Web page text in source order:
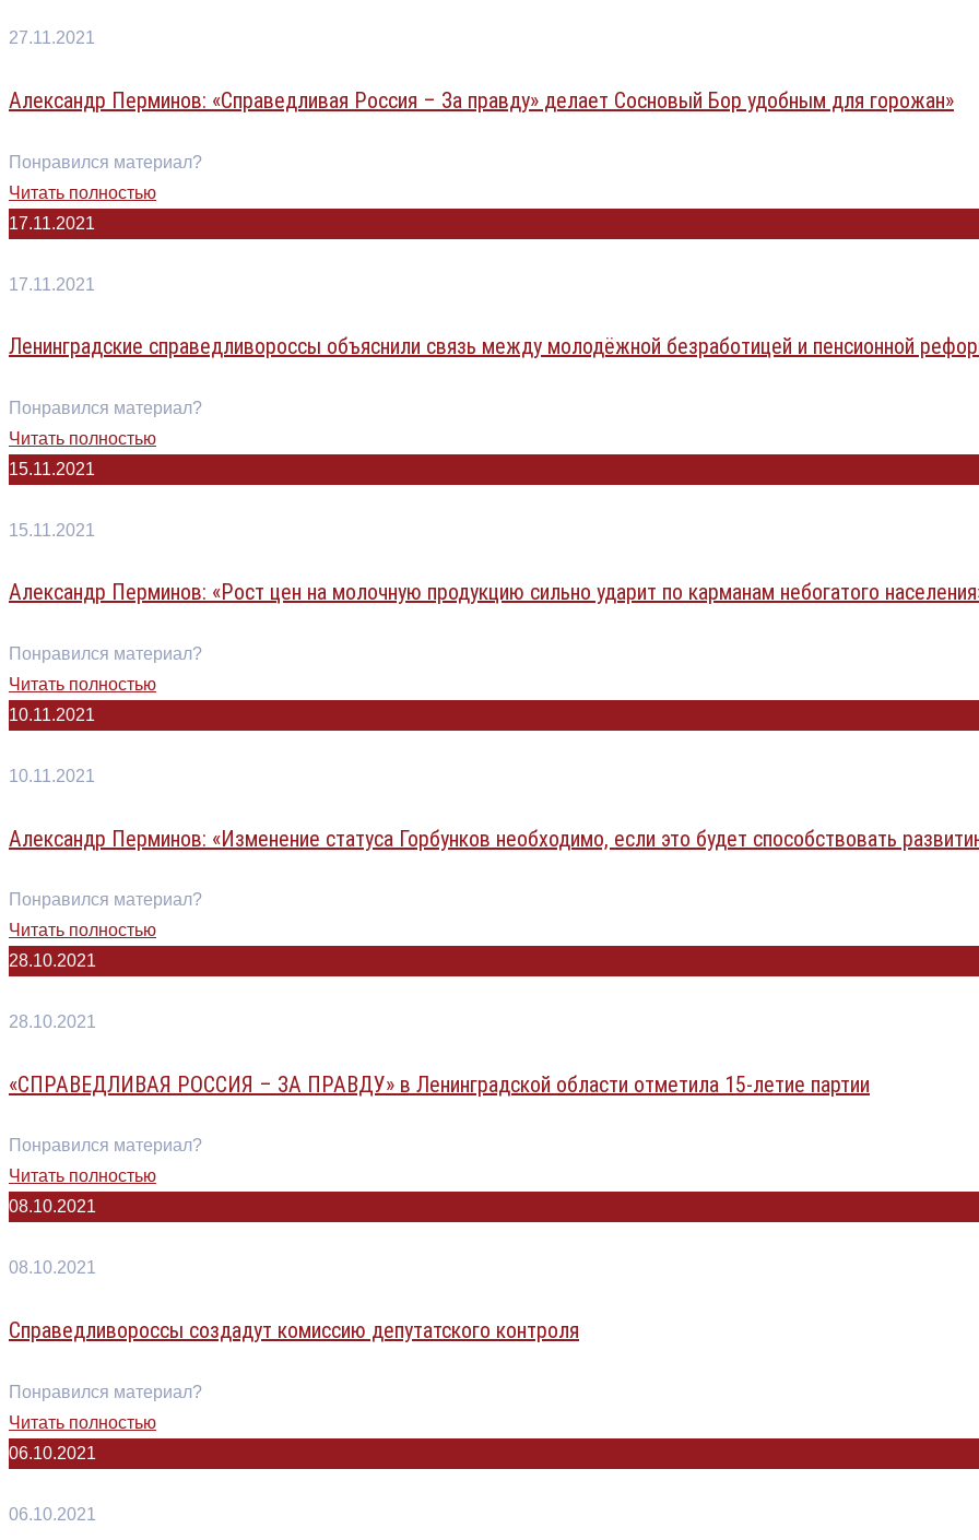
27.11.2021
Александр Перминов: «Справедливая Россия – За правду» делает Сосновый Бор удобным для горожан»
Понравился материал?
Читать полностью
17.11.2021
17.11.2021
Ленинградские справедливороссы объяснили связь между молодёжной безработицей и пенсионной
Понравился материал?
Читать полностью
15.11.2021
15.11.2021
Александр Перминов: «Рост цен на молочную продукцию сильно ударит по карманам небогатого
Понравился материал?
Читать полностью
10.11.2021
10.11.2021
Александр Перминов: «Изменение статуса Горбунков необходимо, если это будет способствовать
Понравился материал?
Читать полностью
28.10.2021
28.10.2021
«СПРАВЕДЛИВАЯ РОССИЯ – ЗА ПРАВДУ» в Ленинградской области отметила 15-летие партии
Понравился материал?
Читать полностью
08.10.2021
08.10.2021
Справедливороссы создадут комиссию депутатского контроля
Понравился материал?
Читать полностью
06.10.2021
06.10.2021